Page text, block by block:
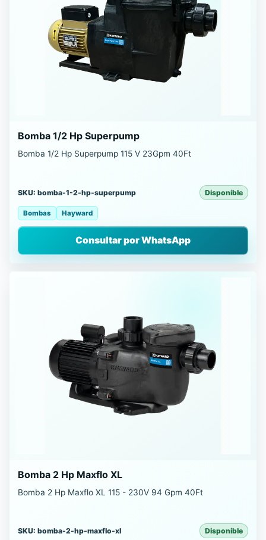
Bomba 1/2 Hp Superpump
Bomba 1/2 Hp Superpump 115 V 23Gpm 40Ft
SKU: bomba-1-2-hp-superpump Disponible
Bombas Hayward
Consultar por WhatsApp
Bomba 2 Hp Maxflo XL
Bomba 2 Hp Maxflo XL 115 - 230V 94 Gpm 40Ft
SKU: bomba-2-hp-maxflo-xl Disponible